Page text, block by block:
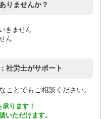
りませんか？
きません
ん
社労士がサポート
ことでもご相談ください。
ります！
いただけます。